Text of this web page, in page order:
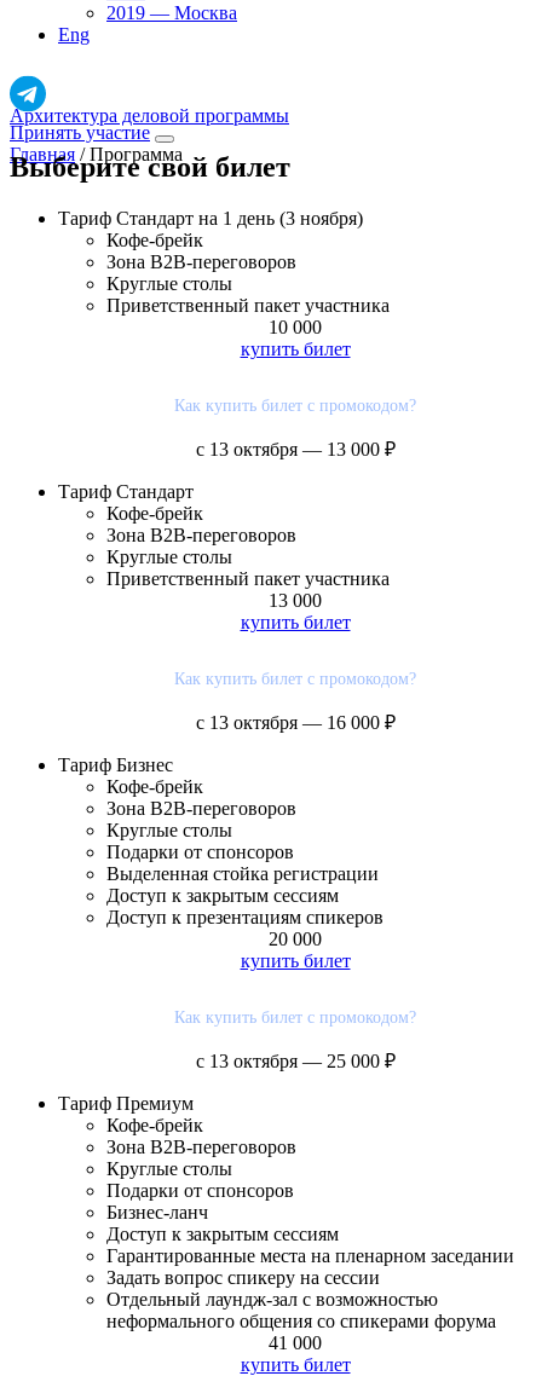
2019 — Москва
Eng
Принять участие
Главная /Программа
Архитектура деловой программы
Выберите свой билет
Тариф Стандарт на 1 день (3 ноября)
Кофе-брейк
Зона B2B-переговоров
Круглые столы
Приветственный пакет участника
10 000
купить билет
Как купить билет с промокодом?
с 13 октября — 13 000 ₽
Тариф Стандарт
Кофе-брейк
Зона B2B-переговоров
Круглые столы
Приветственный пакет участника
13 000
купить билет
Как купить билет с промокодом?
с 13 октября — 16 000 ₽
Тариф Бизнес
Кофе-брейк
Зона В2В-переговоров
Круглые столы
Подарки от спонсоров
Выделенная стойка регистрации
Доступ к закрытым сессиям
Доступ к презентациям спикеров
20 000
купить билет
Как купить билет с промокодом?
с 13 октября — 25 000 ₽
Тариф Премиум
Кофе-брейк
Зона В2В-переговоров
Круглые столы
Подарки от спонсоров
Бизнес-ланч
Доступ к закрытым сессиям
Гарантированные места на пленарном заседании
Задать вопрос спикеру на сессии
Отдельный лаундж-зал с возможностью
неформального общения со спикерами форума
41 000
купить билет